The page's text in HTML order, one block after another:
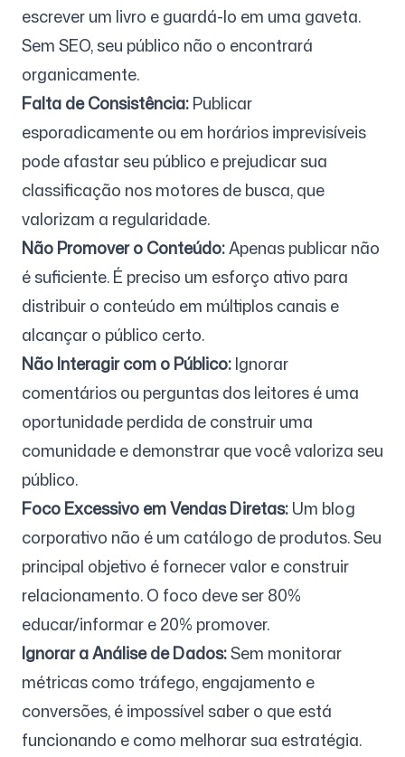
escrever um livro e guardá-lo em uma gaveta.
Sem SEO, seu público não o encontrará
organicamente.
Falta de Consistência:Publicar
esporadicamente ou em horários imprevisíveis
pode afastar seu público e prejudicar sua
classificação nos motores de busca, que
valorizam a regularidade.
Não Promover o Conteúdo:Apenas publicar não
é suficiente. É preciso um esforço ativo para
distribuir o conteúdo em múltiplos canais e
alcançar o público certo.
Não Interagir com o Público:Ignorar
comentários ou perguntas dos leitores é uma
oportunidade perdida de construir uma
comunidade e demonstrar que você valoriza seu
público.
Foco Excessivo em Vendas Diretas:Um blog
corporativo não é um catálogo de produtos. Seu
principal objetivo é fornecer valor e construir
relacionamento. O foco deve ser 80%
educar/informar e 20% promover.
Ignorar a Análise de Dados:Sem monitorar
métricas como tráfego, engajamento e
conversões, é impossível saber o que está
funcionando e como melhorar sua estratégia.